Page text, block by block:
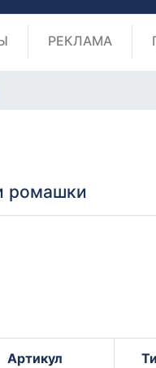
РЕКЛАМА
ромашки
Артикул